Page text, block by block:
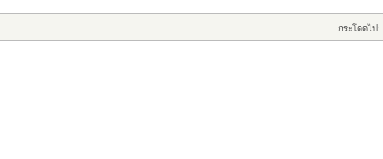
กระโดดไป: